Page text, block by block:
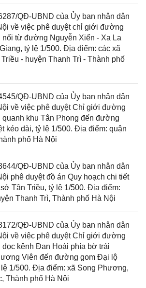
QĐ-UBND của Ủy ban nhân dân
về việc phê duyệt chỉ giới đường
từ đường Nguyễn Xiển - Xa La
tỷ lệ 1/500. Địa điểm: các xã
- huyện Thanh Trì - Thành phố
QĐ-UBND của Ủy ban nhân dân
về việc phê duyệt Chỉ giới đường
khu Tân Phong đến đường
kéo dài, tỷ lệ 1/500. Địa điểm: quận
phố Hà Nội
QĐ-UBND của Ủy ban nhân dân
phê duyệt đồ án Quy hoạch chi tiết
Tân Triều, tỷ lệ 1/500. Địa điểm:
Thanh Trì, Thành phố Hà Nội
QĐ-UBND của Ủy ban nhân dân
về việc phê duyệt Chỉ giới đường
kênh Đan Hoài phía bờ trái
Viên đến đường gom Đại lộ
1/500. Địa điểm: xã Song Phương,
Thành phố Hà Nội